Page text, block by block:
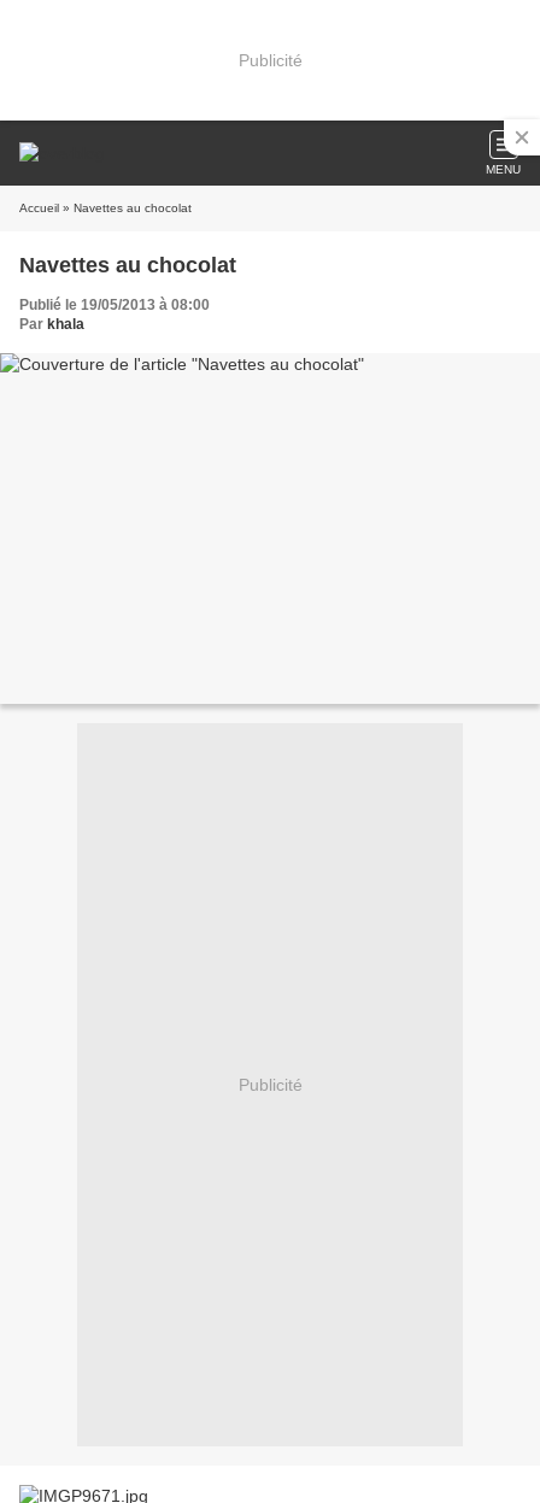
Publicité
MENU
Accueil » Navettes au chocolat
Navettes au chocolat
Publié le 19/05/2013 à 08:00
Par khala
Publicité